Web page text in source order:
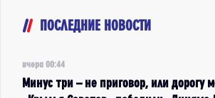
ПОСЛЕДНИЕ НОВОСТИ
вчера 00:44
Минус три – не приговор, или дорогу